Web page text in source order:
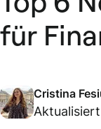
für
Cristina